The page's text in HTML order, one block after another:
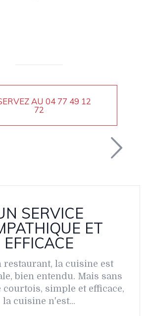
AU04 77 49 12
72
SERVICE
ET
EFFICACE
restaurant, la cuisine est
bien entendu. Mais sans
courtois, simple et efficace,
la cuisine n'est...